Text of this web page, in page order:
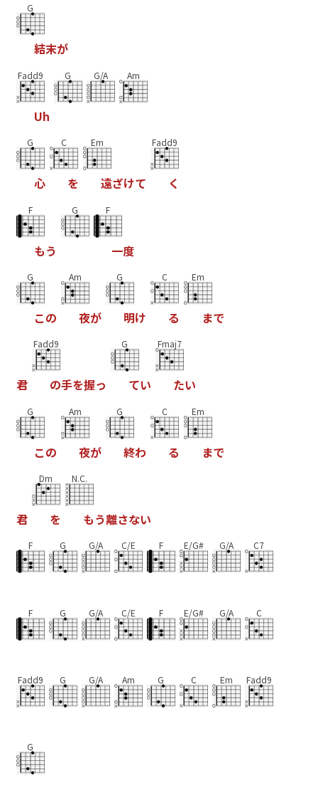
G
結末が
Fadd9
Uh
G G/A Am
G
心
C
を
Em
遠ざけて
Fadd9
く
F
もう
G F
一度
G
この
Am
夜が
G
明け
C
る
Em
まで
君
Fadd9
の手を握っ
G
てい
Fmaj7
たい
G
この
Am
夜が
G
終わ
C
る
Em
まで
君
Dm
を
N.C.
もう離さない
F G G/A C/E F E/G# G/A C7
F G G/A C/E F E/G# G/A C
Fadd9 G G/A Am G C Em Fadd9
G